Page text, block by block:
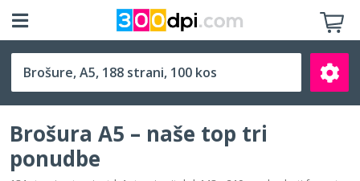
A5 (148 x 210 mm)
Brošura A5 – naše top tri
ponudbe